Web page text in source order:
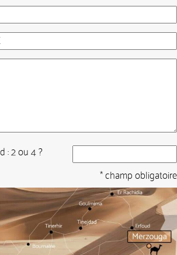
: 2 ou 4 ?
* champ obligatoire